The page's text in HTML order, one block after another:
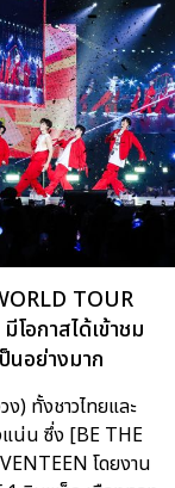
TOUR
อกาสได้เข้าชม
นอย่างมาก
) ทั้งชาวไทยและ
แน่น ซึ่ง [BE THE
โดยงาน